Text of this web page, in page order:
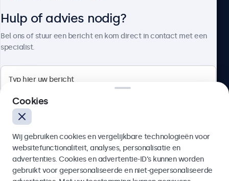
4.8/5 door 5000+ bedrijven
Nederlands
Hulp of advies nodig?
Bel ons of stuur een bericht en kom direct in contact met een
specialist.
Cookies
Wij gebruiken cookies en vergelijkbare technologieën voor
websitefunctionaliteit, analyses, personalisatie en
advertenties. Cookies en advertentie-ID’s kunnen worden
gebruikt voor gepersonaliseerde en niet-gepersonaliseerde